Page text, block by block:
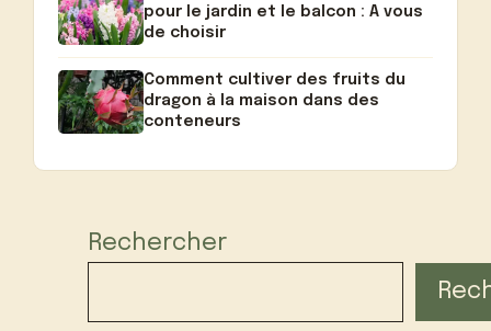
pour le jardin et le balcon : A vous
de choisir
Comment cultiver des fruits du
dragon à la maison dans des
conteneurs
Rechercher